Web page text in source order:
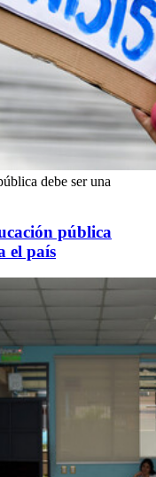
debe ser una
pública
el país